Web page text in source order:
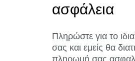
ασφάλεια
Πληρώστε για το
σας και εμείς θα
πληρωμή σας